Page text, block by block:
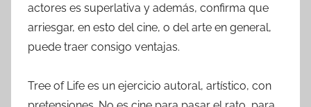
actores es superlativa y además, confirma que
arriesgar, en esto del cine, o del arte en general,
puede traer consigo ventajas.
Tree of Life es un ejercicio autoral, artístico, con